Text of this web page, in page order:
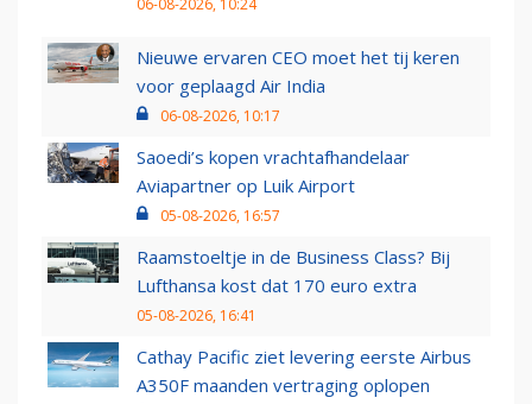
06-08-2026, 10:24
Nieuwe ervaren CEO moet het tij keren
voor geplaagd Air India
06-08-2026, 10:17
Saoedi’s kopen vrachtafhandelaar
Aviapartner op Luik Airport
05-08-2026, 16:57
Raamstoeltje in de Business Class? Bij
Lufthansa kost dat 170 euro extra
05-08-2026, 16:41
Cathay Pacific ziet levering eerste Airbus
A350F maanden vertraging oplopen